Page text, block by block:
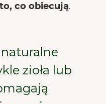
co obiecują.
zioła lub